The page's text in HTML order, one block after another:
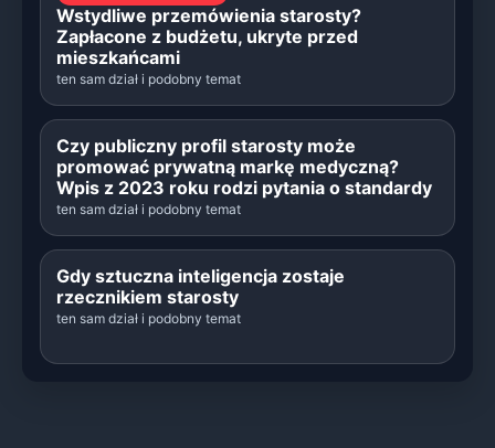
Wstydliwe przemówienia starosty?
Zapłacone z budżetu, ukryte przed
mieszkańcami
ten sam dział i podobny temat
Czy publiczny profil starosty może
promować prywatną markę medyczną?
Wpis z 2023 roku rodzi pytania o standardy
ten sam dział i podobny temat
Gdy sztuczna inteligencja zostaje
rzecznikiem starosty
ten sam dział i podobny temat